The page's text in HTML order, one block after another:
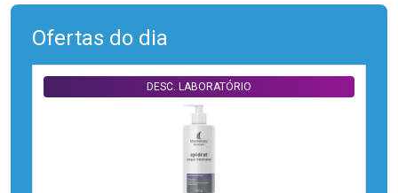
Ofertas do dia
DESC. LABORATÓRIO